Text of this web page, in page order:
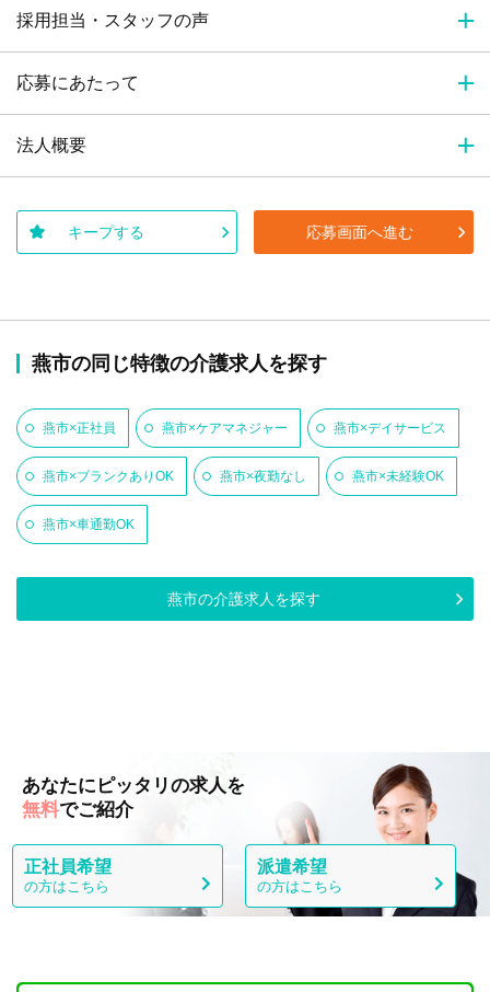
採用担当・スタッフの声
応募にあたって
法人概要
キープする 応募画面へ進む
燕市の同じ特徴の介護求人を探す
燕市×正社員 燕市×ケアマネジャー 燕市×デイサービス
燕市×ブランクありOK 燕市×夜勤なし 燕市×未経験OK
燕市×車通勤OK
燕市の介護求人を探す
あなたにピッタリの求人を
無料でご紹介
正社員希望
の方はこちら
派遣希望
の方はこちら